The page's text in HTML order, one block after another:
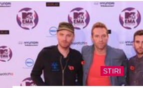
STIRI